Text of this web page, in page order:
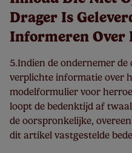
Drager Is
Informeren Over
5.Indien de ondernemer
verplichte informatie over
modelformulier voor
loopt de bedenktijd af
de oorspronkelijke,
dit artikel vastgestelde